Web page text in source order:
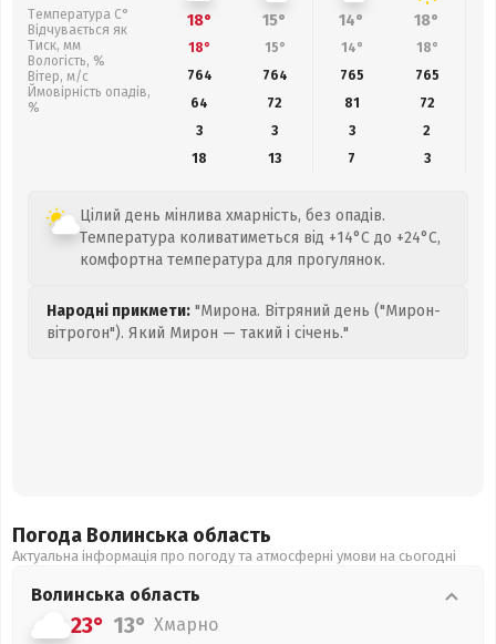
Температура С°
Відчувається як
Тиск, мм
Вологість, %
Вітер, м/с
Ймовірність опадів,
%
18° 15° 14° 18°
18° 15° 14° 18°
764
764 765 765
64
72 81 72
3
3 3
2
18
13 7 3
Цілий день мінлива хмарність, без опадів.
Температура коливатиметься від +14°C до +24°C,
комфортна температура для прогулянок.
Народні прикмети: "Мирона. Вітряний день ("Мирон-
вітрогон"). Який Мирон — такий і січень."
Погода Волинська область
Актуальна інформація про погоду та атмосферні умови на сьогодні
Волинська область
23° 13° Хмарно